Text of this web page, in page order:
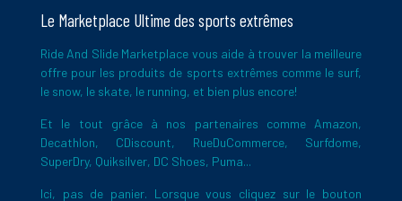
Le Marketplace Ultime des sports extrêmes
Ride And Slide Marketplace vous aide à trouver la meilleure
offre pour les produits de sports extrêmes comme le surf,
le snow, le skate, le running, et bien plus encore!
Et le tout grâce à nos partenaires comme Amazon,
Decathlon, CDiscount, RueDuCommerce, Surfdome,
SuperDry, Quiksilver, DC Shoes, Puma...
Ici, pas de panier. Lorsque vous cliquez sur le bouton